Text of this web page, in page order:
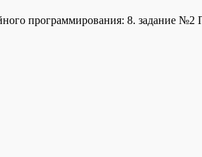
программирования: 8. задание №2